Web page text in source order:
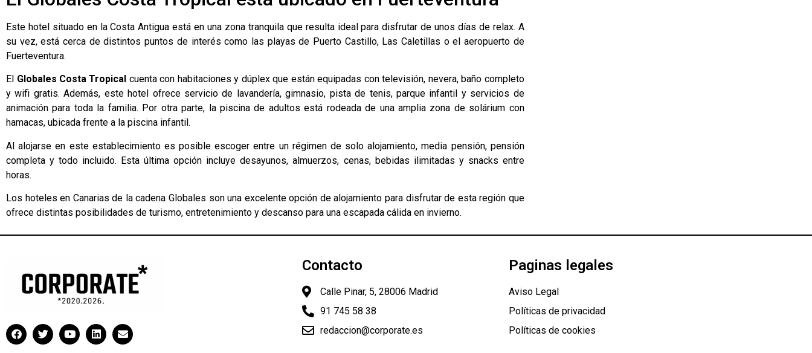
Este hotel situado en la Costa Antigua está en una zona tranquila que resulta ideal para disfrutar de unos días de relax. A
su vez, está cerca de distintos puntos de interés como las playas de Puerto Castillo, Las Caletillas o el aeropuerto de
Fuerteventura.
El Globales Costa Tropical cuenta con habitaciones y dúplex que están equipadas con televisión, nevera, baño completo
y wifi gratis. Además, este hotel ofrece servicio de lavandería, gimnasio, pista de tenis, parque infantil y servicios de
animación para toda la familia. Por otra parte, la piscina de adultos está rodeada de una amplia zona de solárium con
hamacas, ubicada frente a la piscina infantil.
Al alojarse en este establecimiento es posible escoger entre un régimen de solo alojamiento, media pensión, pensión
completa y todo incluido. Esta última opción incluye desayunos, almuerzos, cenas, bebidas ilimitadas y snacks entre
horas.
Los hoteles en Canarias de la cadena Globales son una excelente opción de alojamiento para disfrutar de esta región que
ofrece distintas posibilidades de turismo, entretenimiento y descanso para una escapada cálida en invierno.
Contacto
Calle Pinar, 5, 28006 Madrid
91 745 58 38
redaccion@corporate.es
Paginas legales
Aviso Legal
Políticas de privacidad
Políticas de cookies